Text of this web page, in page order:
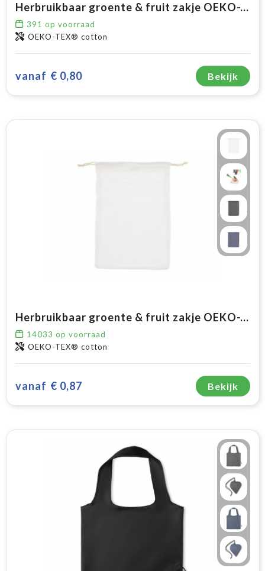
Herbruikbaar groente & fruit zakje OEKO-TEX® katoen ecru 30x40cm
391 op voorraad
OEKO-TEX® cotton
vanaf € 0,80 Bekijk
Herbruikbaar groente & fruit zakje OEKO-TEX® katoen 30x40cm
14033 op voorraad
OEKO-TEX® cotton
vanaf € 0,87 Bekijk